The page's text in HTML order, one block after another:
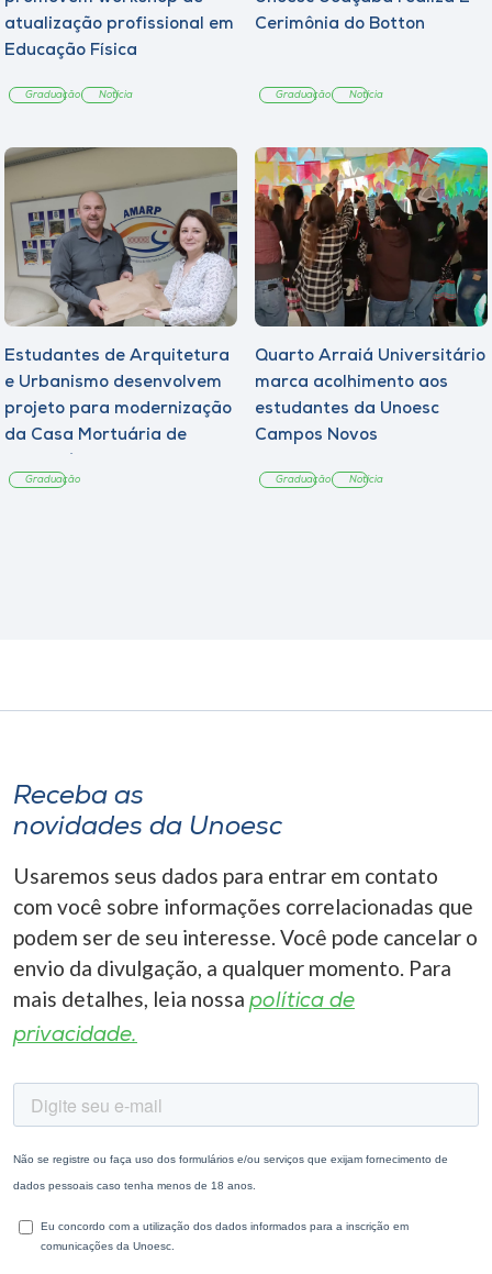
atualização profissional em
Educação Física
Graduação Notícia
Cerimônia do Botton
Graduação Notícia
Estudantes de Arquitetura
e Urbanismo desenvolvem
projeto para modernização
da Casa Mortuária de
Graduação
Quarto Arraiá Universitário
marca acolhimento aos
estudantes da Unoesc
Campos Novos
Graduação Notícia
Receba as
novidades da Unoesc
Usaremos seus dados para entrar em contato
com você sobre informações correlacionadas que
podem ser de seu interesse. Você pode cancelar o
envio da divulgação, a qualquer momento. Para
mais detalhes, leia nossa política de
privacidade.